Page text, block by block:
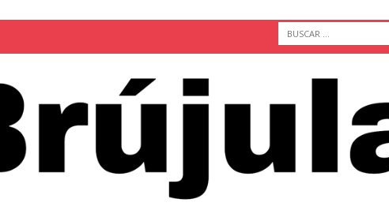
desaparece del territorio
de 1975 y denuncian el